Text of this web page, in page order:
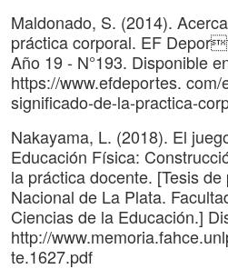
Maldonado, S. (2014).
práctica corporal. EF
Año 19 - N°193. Disponible
https://www.efdeportes.
significado-de-la-practica-
Nakayama, L. (2018). El
Educación Física:
la práctica docente. [Tesis
Nacional de La Plata.
Ciencias de la Educación.]
http://
te.1627.pdf